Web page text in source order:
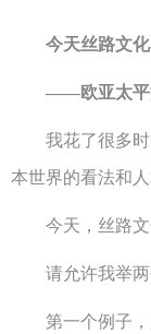
今天丝路文化
——欧亚太平洋
我花了很多时间
本世界的看法和
今天，丝路文化
请允许我举两
第一个例子，是